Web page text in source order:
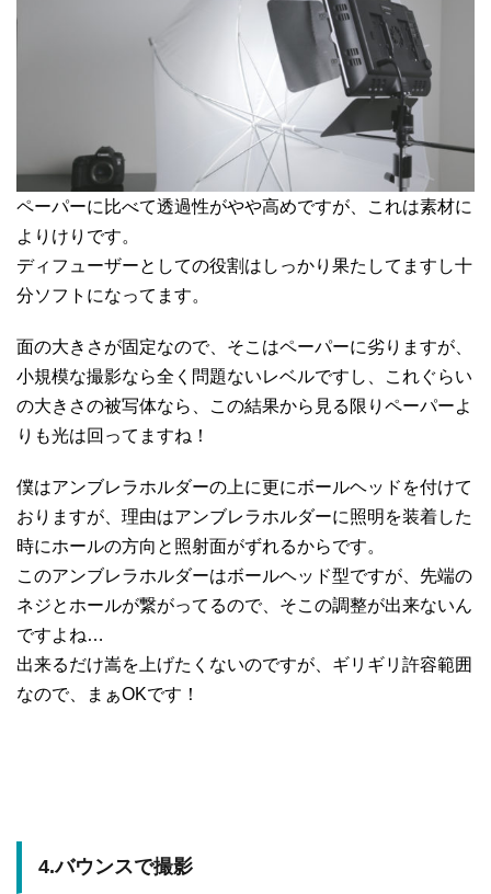
ペーパーに比べて透過性がやや高めですが、これは素材に
よりけりです。
ディフューザーとしての役割はしっかり果たしてますし十
分ソフトになってます。
面の大きさが固定なので、そこはペーパーに劣りますが、
小規模な撮影なら全く問題ないレベルですし、これぐらい
の大きさの被写体なら、この結果から見る限りペーパーよ
りも光は回ってますね！
僕はアンブレラホルダーの上に更にボールヘッドを付けて
おりますが、理由はアンブレラホルダーに照明を装着した
時にホールの方向と照射面がずれるからです。
このアンブレラホルダーはボールヘッド型ですが、先端の
ネジとホールが繋がってるので、そこの調整が出来ないん
ですよね…
出来るだけ嵩を上げたくないのですが、ギリギリ許容範囲
なので、まぁOKです！
4.バウンスで撮影